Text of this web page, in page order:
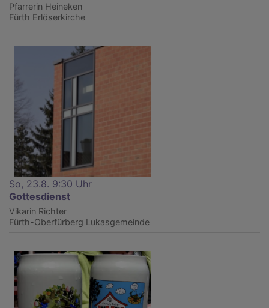
Pfarrerin Heineken
Fürth Erlöserkirche
So, 23.8. 9:30 Uhr
Gottesdienst
Vikarin Richter
Fürth-Oberfürberg Lukasgemeinde